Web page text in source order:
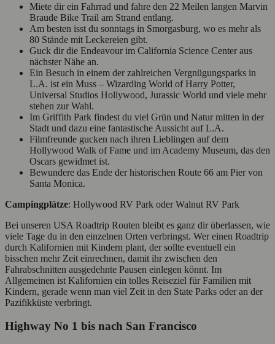
Miete dir ein Fahrrad und fahre den 22 Meilen langen Marvin
Braude Bike Trail am Strand entlang.
Am besten isst du sonntags in Smorgasburg, wo es mehr als
80 Stände mit Leckereien gibt.
Guck dir die Endeavour im California Science Center aus
nächster Nähe an.
Ein Besuch in einem der zahlreichen Vergnügungsparks in
L.A. ist ein Muss – Wizarding World of Harry Potter,
Universal Studios Hollywood, Jurassic World und viele mehr
stehen zur Wahl.
Im Griffith Park findest du viel Grün und Natur mitten in der
Stadt und dazu eine fantastische Aussicht auf L.A.
Filmfreunde gucken nach ihren Lieblingen auf dem
Hollywood Walk of Fame und im Academy Museum, das den
Oscars gewidmet ist.
Bewundere das Ende der historischen Route 66 am Pier von
Santa Monica.
Campingplätze: Hollywood RV Park oder Walnut RV Park
Bei unseren USA Roadtrip Routen bleibt es ganz dir überlassen, wie
viele Tage du in den einzelnen Orten verbringst. Wer einen Roadtrip
durch Kalifornien mit Kindern plant, der sollte eventuell ein
bisschen mehr Zeit einrechnen, damit ihr zwischen den
Fahrabschnitten ausgedehnte Pausen einlegen könnt. Im
Allgemeinen ist Kalifornien ein tolles Reiseziel für Familien mit
Kindern, gerade wenn man viel Zeit in den State Parks oder an der
Pazifikküste verbringt.
Highway No 1 bis nach San Francisco